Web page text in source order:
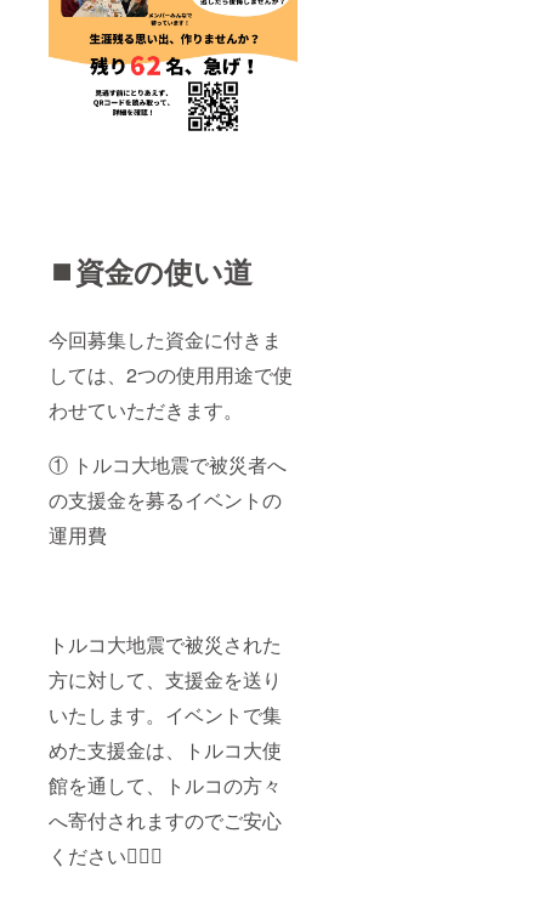
⏹️資金の使い道
今回募集した資金に付きま
しては、2つの使用用途で使
わせていただきます。
① トルコ大地震で被災者へ
の支援金を募るイベントの
運用費
トルコ大地震で被災された
方に対して、支援金を送り
いたします。イベントで集
めた支援金は、トルコ大使
館を通して、トルコの方々
へ寄付されますのでご安心
ください🙇🏻‍♀️